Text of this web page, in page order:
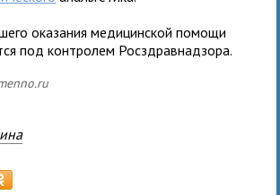
оказания медицинской помощи
под контролем Росздравнадзора.